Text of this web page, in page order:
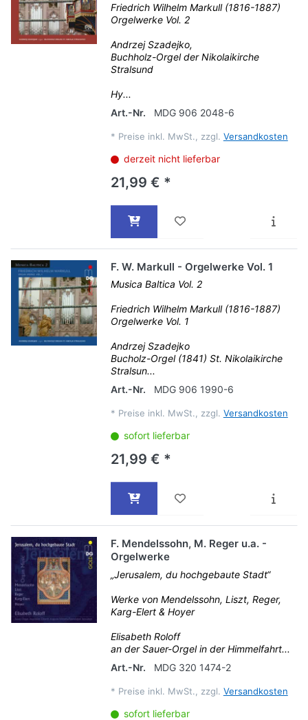
Friedrich Wilhelm Markull (1816-1887)
Orgelwerke Vol. 2
Andrzej Szadejko,
Buchholz-Orgel der Nikolaikirche
Stralsund
Hy...
Art.-Nr.
MDG 906 2048-6
* Preise inkl. MwSt., zzgl. Versandkosten
derzeit nicht lieferbar
21,99 € *
F. W. Markull - Orgelwerke Vol. 1
Musica Baltica Vol. 2
Friedrich Wilhelm Markull (1816-1887)
Orgelwerke Vol. 1
Andrzej Szadejko
Bucholz-Orgel (1841) St. Nikolaikirche
Stralsun...
Art.-Nr.
MDG 906 1990-6
* Preise inkl. MwSt., zzgl. Versandkosten
sofort lieferbar
21,99 € *
F. Mendelssohn, M. Reger u.a. -
Orgelwerke
„Jerusalem, du hochgebaute Stadt“
Werke von Mendelssohn, Liszt, Reger,
Karg-Elert & Hoyer
Elisabeth Roloff
an der Sauer-Orgel in der Himmelfahrt...
Art.-Nr.
MDG 320 1474-2
* Preise inkl. MwSt., zzgl. Versandkosten
sofort lieferbar